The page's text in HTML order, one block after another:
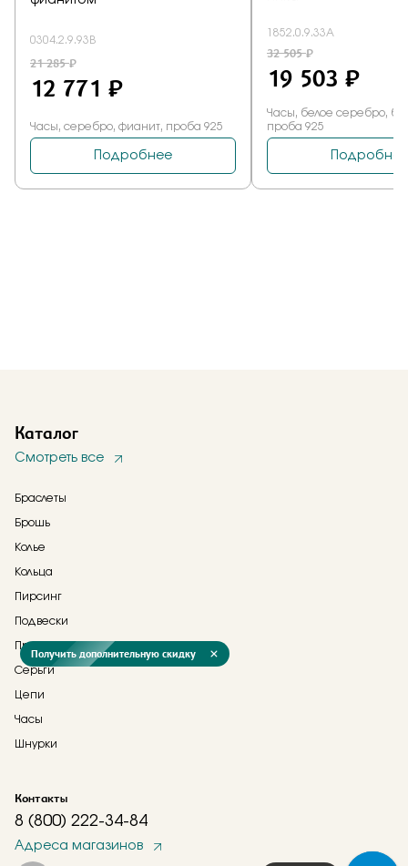
Каталог
Смотреть все
Браслеты
Брошь
Колье
Кольца
Пирсинг
Подвески
Прочее
Серьги
Цепи
Часы
Шнурки
Контакты
8 (800) 222-34-84
Адреса магазинов
Получить дополнительную скидку